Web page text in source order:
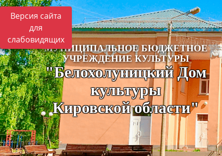
Версия сайта
для
слабовидящих
МУНИЦИПАЛЬНОЕ БЮДЖЕТНОЕ
УЧРЕЖДЕНИЕ КУЛЬТУРЫ
"Белохолуницкий Дом
культуры
Кировской области"